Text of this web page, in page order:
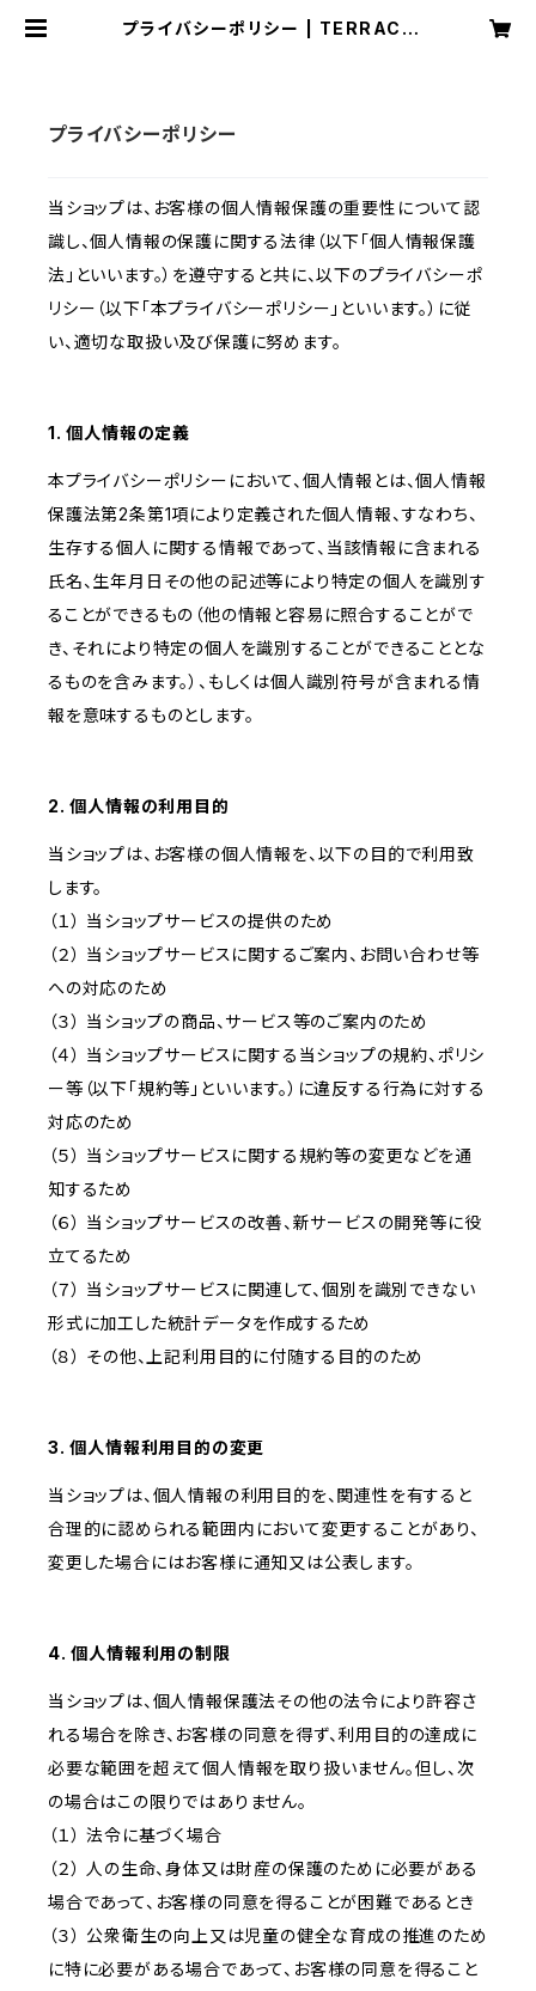
プライバシーポリシー | TERRACE
プライバシーポリシー
当ショップは、お客様の個人情報保護の重要性について認
識し、個人情報の保護に関する法律（以下「個人情報保護
法」といいます。）を遵守すると共に、以下のプライバシーポ
リシー（以下「本プライバシーポリシー」といいます。）に従
い、適切な取扱い及び保護に努めます。
1. 個人情報の定義
本プライバシーポリシーにおいて、個人情報とは、個人情報
保護法第2条第1項により定義された個人情報、すなわち、
生存する個人に関する情報であって、当該情報に含まれる
氏名、生年月日その他の記述等により特定の個人を識別す
ることができるもの（他の情報と容易に照合することがで
き、それにより特定の個人を識別することができることとな
るものを含みます。）、もしくは個人識別符号が含まれる情
報を意味するものとします。
2. 個人情報の利用目的
当ショップは、お客様の個人情報を、以下の目的で利用致
します。
（１） 当ショップサービスの提供のため
（２） 当ショップサービスに関するご案内、お問い合わせ等
への対応のため
（３） 当ショップの商品、サービス等のご案内のため
（４） 当ショップサービスに関する当ショップの規約、ポリシ
ー等（以下「規約等」といいます。）に違反する行為に対する
対応のため
（５） 当ショップサービスに関する規約等の変更などを通
知するため
（６） 当ショップサービスの改善、新サービスの開発等に役
立てるため
（７） 当ショップサービスに関連して、個別を識別できない
形式に加工した統計データを作成するため
（８） その他、上記利用目的に付随する目的のため
3. 個人情報利用目的の変更
当ショップは、個人情報の利用目的を、関連性を有すると
合理的に認められる範囲内において変更することがあり、
変更した場合にはお客様に通知又は公表します。
4. 個人情報利用の制限
当ショップは、個人情報保護法その他の法令により許容さ
れる場合を除き、お客様の同意を得ず、利用目的の達成に
必要な範囲を超えて個人情報を取り扱いません。但し、次
の場合はこの限りではありません。
（１） 法令に基づく場合
（２） 人の生命、身体又は財産の保護のために必要がある
場合であって、お客様の同意を得ることが困難であるとき
（３） 公衆衛生の向上又は児童の健全な育成の推進のため
に特に必要がある場合であって、お客様の同意を得ること